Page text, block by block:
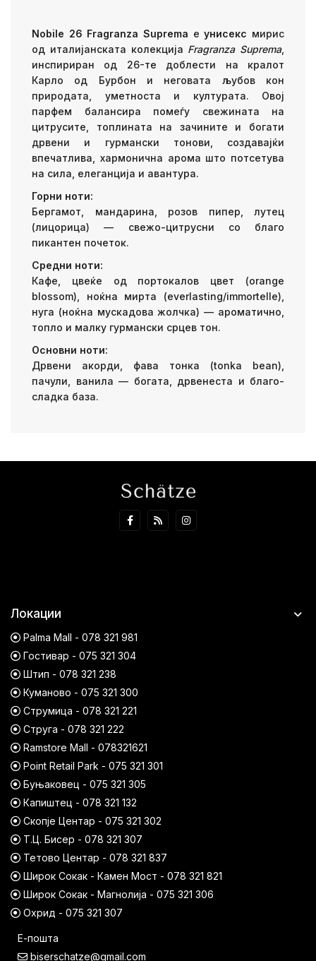
Nobile 26 Fragranza Suprema еунисекс мирис
од италијанската колекција Fragranza Suprema,
инспириран од 26-те доблести на кралот
Карло од Бурбон и неговата љубов кон
природата, уметноста и културата. Овој
парфем балансира помеѓу свежината на
цитрусите, топлината на зачините и богати
дрвени и гурмански тонови, создавајќи
впечатлива, хармонична арома што потсетува
на сила, елеганција и авантура.
Горни ноти:
Бергамот, мандарина, розов пипер, лутец
(лицорица) — свежо-цитрусни со благо
пикантен почеток.
Средни ноти:
Кафе, цвеќе од портокалов цвет (orange
blossom), ноќна мирта (everlasting/immortelle),
нуга (ноќна мускадова жолчка) — ароматично,
топло и малку гурмански срцев тон.
Основни ноти:
Дрвени акорди, фава тонка (tonka bean),
пачули, ванила — богата, дрвенеста и благо-
сладка база.
Локации
Palma Mall - 078 321 981
Гостивар - 075 321 304
Штип - 078 321 238
Куманово - 075 321 300
Струмица - 078 321 221
Струга - 078 321 222
Ramstore Mall - 078321621
Point Retail Park - 075 321 301
Буњаковец - 075 321 305
Капиштец - 078 321 132
Скопје Центар - 075 321 302
Т.Ц. Бисер - 078 321 307
Тетово Центар - 078 321 837
Широк Сокак - Камен Мост - 078 321 821
Широк Сокак - Магнолија - 075 321 306
Охрид - 075 321 307
Е-пошта
biserschatze@gmail.com